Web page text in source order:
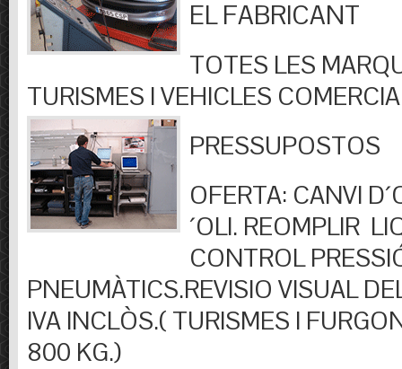
EL FABRICANT
TOTES LES
TURISMES I VEHICLES
PRESSUPOSTOS
OFERTA: CANVI
´OLI. REOMPLIR
CONTROL
PNEUMÀTICS.REVISIO VISUAL
IVA INCLÒS.( TURISMES I
800 KG.)